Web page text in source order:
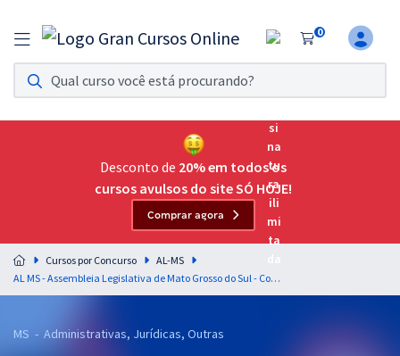
0
Assinatura Ilimitada 11
Acesso a todos os cursos. Teste grátis por 7 dias!
Assinatura OAB Até Passar
Acesso ilimitado a toda preparação para o Exame da
Residências Multiprofissionais
Preparação completa e intensiva para as principais
residências em saúde do Brasil
Desconto de 20% em todos os
cursos avulsos do site SÓ HOJE!
Comprar agora
Cursos por Concurso
AL-MS
AL MS - Assembleia Legislativa de Mato Grosso do Sul - Conhecimentos Gerais para o Cargo - Técnico Legislativo - Área Administrativa
MS - Administrativas, Jurídicas, Outras